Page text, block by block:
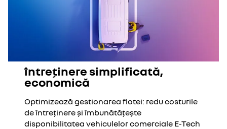
întreținere simplificată,
economică
Optimizează gestionarea flotei: redu costurile
de întreținere și îmbunătățește
disponibilitatea vehiculelor comerciale E-Tech